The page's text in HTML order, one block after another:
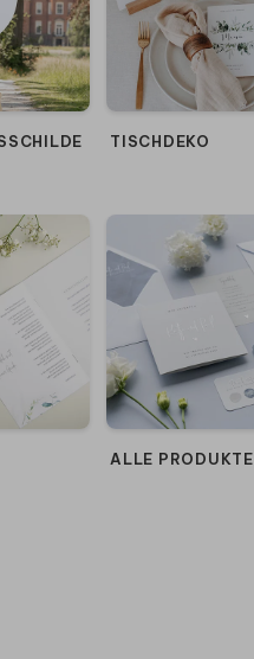
TISCHDEKO
ALLE PRODUKTE